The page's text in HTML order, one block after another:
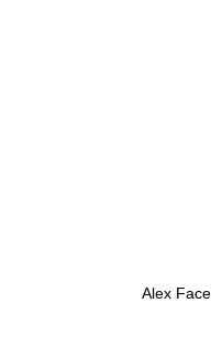
Alex Face